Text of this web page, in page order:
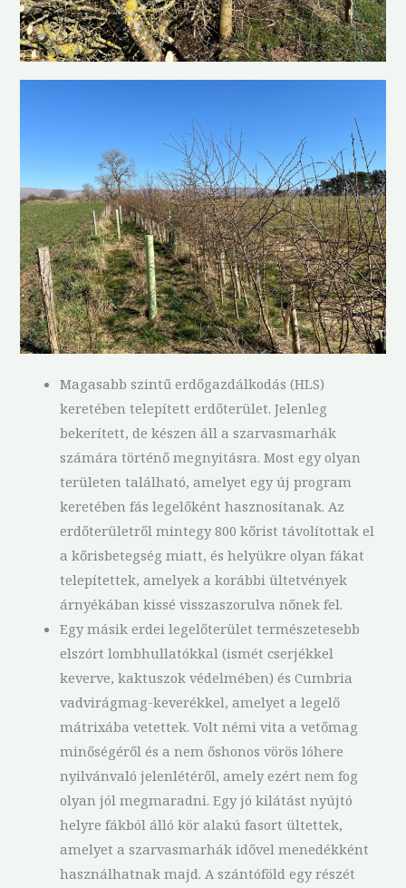
Magasabb szintű erdőgazdálkodás (HLS)
keretében telepített erdőterület. Jelenleg
bekerített, de készen áll a szarvasmarhák
számára történő megnyitásra. Most egy olyan
területen található, amelyet egy új program
keretében fás legelőként hasznosítanak. Az
erdőterületről mintegy 800 kőrist távolítottak el
a kőrisbetegség miatt, és helyükre olyan fákat
telepítettek, amelyek a korábbi ültetvények
árnyékában kissé visszaszorulva nőnek fel.
Egy másik erdei legelőterület természetesebb
elszórt lombhullatókkal (ismét cserjékkel
keverve, kaktuszok védelmében) és Cumbria
vadvirágmag-keverékkel, amelyet a legelő
mátrixába vetettek. Volt némi vita a vetőmag
minőségéről és a nem őshonos vörös lóhere
nyilvánvaló jelenlétéről, amely ezért nem fog
olyan jól megmaradni. Egy jó kilátást nyújtó
helyre fákból álló kör alakú fasort ültettek,
amelyet a szarvasmarhák idővel menedékként
használhatnak majd. A szántóföld egy részét